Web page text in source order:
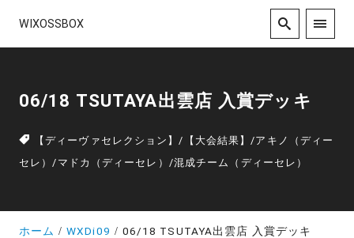
WIXOSSBOX
06/18 TSUTAYA出雲店 入賞デッキ
【ディーヴァセレクション】/ 【大会結果】/アキノ（ディー
セレ）/ マドカ（ディーセレ） /混成チーム（ディーセレ）
ホーム WXDi09 06/18 TSUTAYA出雲店 入賞デッキ